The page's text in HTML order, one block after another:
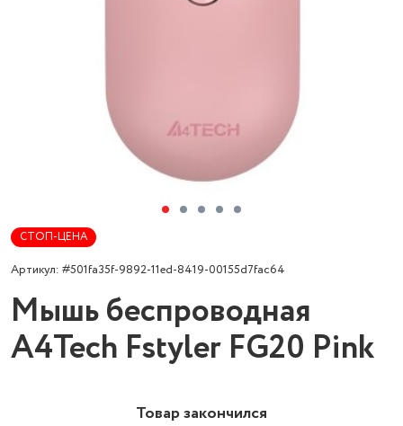
СТОП-ЦЕНА
Артикул: #501fa35f-9892-11ed-8419-00155d7fac64
Мышь беспроводная
A4Tech Fstyler FG20 Pink
Товар закончился